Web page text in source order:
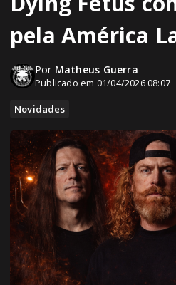
pela América
Por Matheus Guerra
Publicado em 01/04/2026 08:07
Novidades